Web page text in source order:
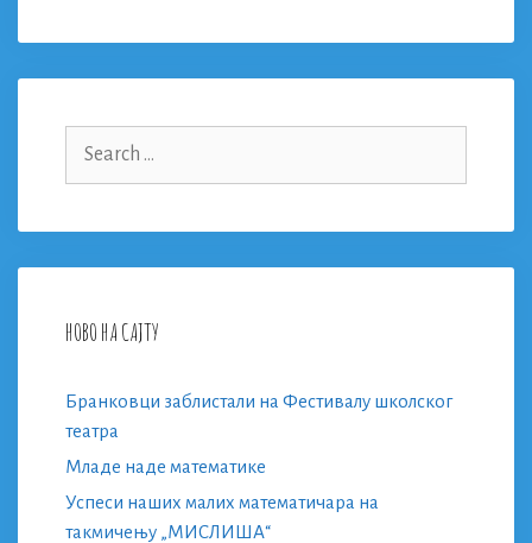
НОВО НА САЈТУ
Бранковци заблистали на Фестивалу школског
театра
Младе наде математике
Успеси наших малих математичара на
такмичењу „МИСЛИША“